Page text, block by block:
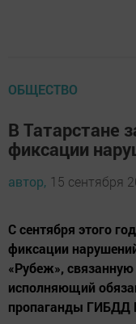
ОБЩЕСТВО
В Татарстане
фиксации
автор, 15 сентября
С сентября этого
фиксации
«Рубеж»,
исполняющий
пропаганды ГИБДД